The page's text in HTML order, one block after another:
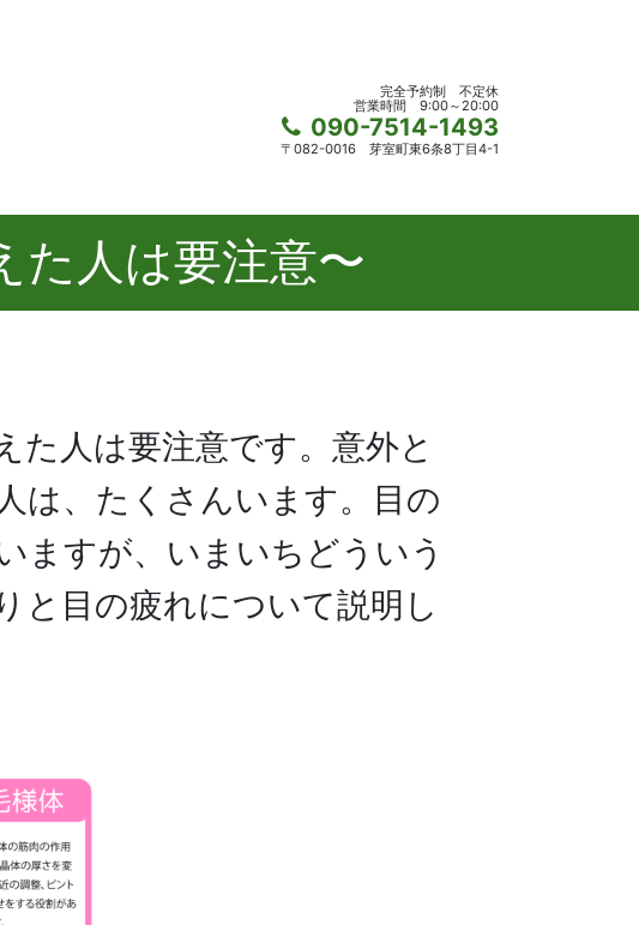
完全予約制
不定休
営業時間
9:00～20:00
090-7514-1493
〒082-0016 芽室町東6条8丁目4-1
た人は要注意〜
た人は要注意です。意外と
は、たくさんいます。目の
ますが、いまいちどういう
と目の疲れについて説明し